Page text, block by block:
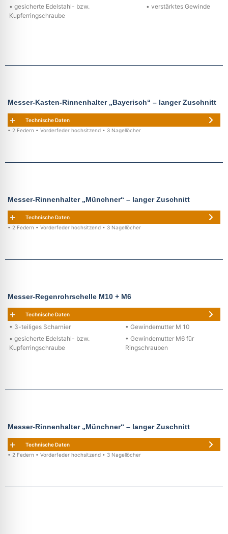
• gesicherte Edelstahl- bzw.
Kupferringschraube
• verstärktes Gewinde
Messer-Kasten-Rinnenhalter „Bayerisch“ – langer Zuschnitt
Technische Daten
• 2 Federn • Vorderfeder hochsitzend • 3 Nagellöcher
Messer-Rinnenhalter „Münchner“ – langer Zuschnitt
Technische Daten
• 2 Federn • Vorderfeder hochsitzend • 3 Nagellöcher
Messer-Regenrohrschelle M10 + M6
Technische Daten
• 3-teiliges Scharnier
• Gewindemutter M 10
• gesicherte Edelstahl- bzw.
Kupferringschraube
• Gewindemutter M6 für
Ringschrauben
Messer-Rinnenhalter „Münchner“ – langer Zuschnitt
Technische Daten
• 2 Federn • Vorderfeder hochsitzend • 3 Nagellöcher